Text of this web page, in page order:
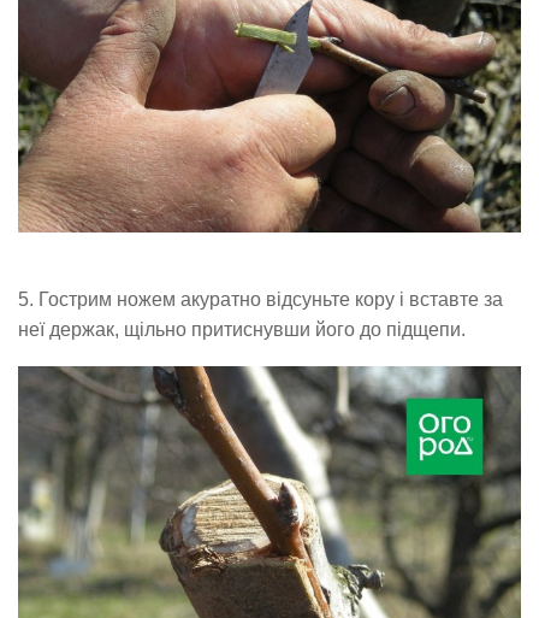
5. Гострим ножем акуратно відсуньте кору і вставте за
неї держак, щільно притиснувши його до підщепи.